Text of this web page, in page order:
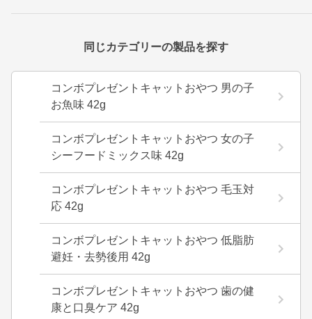
同じカテゴリーの製品を探す
コンボプレゼントキャットおやつ 男の子
お魚味 42g
コンボプレゼントキャットおやつ 女の子
シーフードミックス味 42g
コンボプレゼントキャットおやつ 毛玉対
応 42g
コンボプレゼントキャットおやつ 低脂肪
避妊・去勢後用 42g
コンボプレゼントキャットおやつ 歯の健
康と口臭ケア 42g